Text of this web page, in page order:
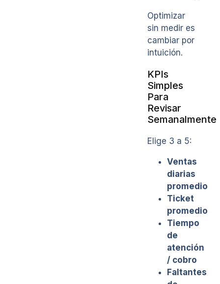
Optimizar
sin medir es
cambiar por
intuición.
KPIs
Simples
Para
Revisar
Semanalmente
Elige 3 a 5:
Ventas
diarias
promedio
Ticket
promedio
Tiempo
de
atención
/ cobro
Faltantes